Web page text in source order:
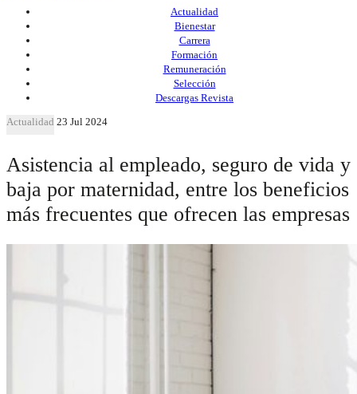
Actualidad
Bienestar
Carrera
Formación
Remuneración
Selección
Descargas Revista
Actualidad 23 Jul 2024
Asistencia al empleado, seguro de vida y
baja por maternidad, entre los beneficios
más frecuentes que ofrecen las empresas